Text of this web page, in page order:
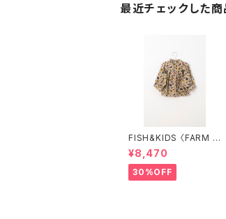
最近チェックした商
FISH&KIDS 〈FARM B
LOUSE〉
¥8,470
30%OFF